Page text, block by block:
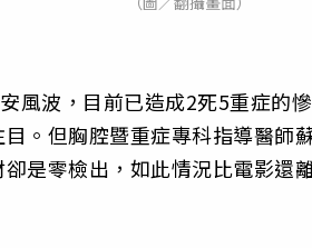
風波，目前已造成2死5重症的
。但胸腔暨重症專科指導醫師
是零檢出，如此情況比電影還